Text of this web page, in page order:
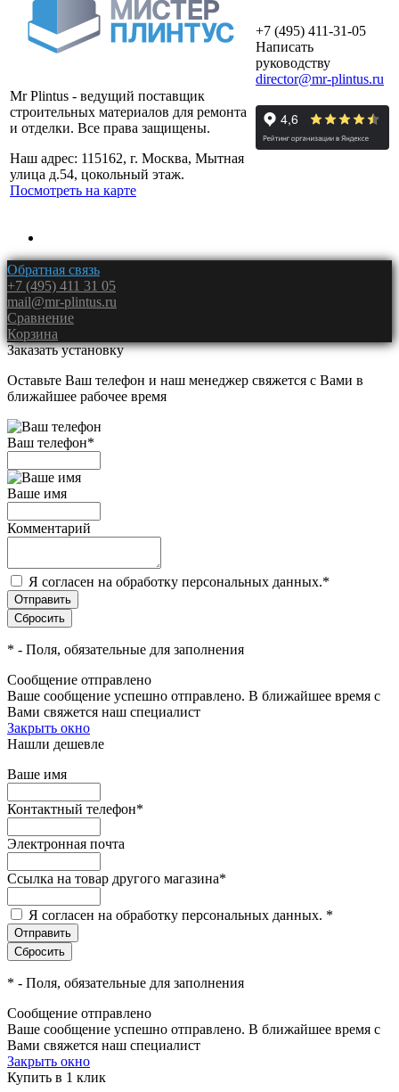
Mr Plintus - ведущий поставщик
строительных материалов для ремонта
и отделки. Все права защищены.
Наш адрес: 115162, г. Москва, Мытная
улица д.54, цокольный этаж.
Посмотреть на карте
+7 (495) 411-31-05
Написать
руководству
director@mr-plintus.ru
Обратная связь
+7 (495) 411 31 05
mail@mr-plintus.ru
Сравнение
Корзина
Заказать установку
Оставьте Ваш телефон и наш менеджер свяжется с Вами в
ближайшее рабочее время
Ваш телефон*
Ваше имя
Комментарий
Я согласен на обработку персональных данных.*
* - Поля, обязательные для заполнения
Сообщение отправлено
Ваше сообщение успешно отправлено. В ближайшее время с
Вами свяжется наш специалист
Закрыть окно
Нашли дешевле
Ваше имя
Контактный телефон*
Электронная почта
Ссылка на товар другого магазина*
Я согласен на обработку персональных данных. *
* - Поля, обязательные для заполнения
Сообщение отправлено
Ваше сообщение успешно отправлено. В ближайшее время с
Вами свяжется наш специалист
Закрыть окно
Купить в 1 клик